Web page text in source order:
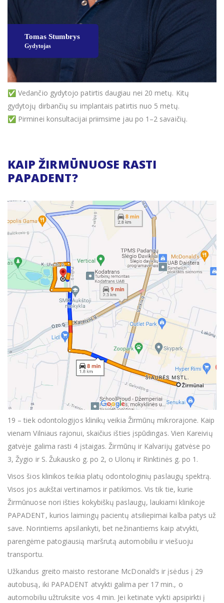
✅ Vedančio gydytojo patirtis daugiau nei 20 metų. Kitų
gydytojų dirbančių su implantais patirtis nuo 5 metų.
✅ Pirminei konsultacijai priimsime jau po 1–2 savaičių.
KAIP ŽIRMŪNUOSE RASTI
PAPADENT?
19 – tiek odontologijos klinikų veikia Žirmūnų mikrorajone. Kaip
vienam Vilniaus rajonui, skaičius išties įspūdingas. Vien Kareivių
gatvėje galima rasti 4 įstaigas. Žirmūnų ir Kalvarijų gatvėse po
3, Žygio ir S. Žukausko g. po 2, o Ulonų ir Rinktinės g. po 1.
Visos šios klinikos teikia platų odontologinių paslaugų spektrą.
Visos jos aukštai vertinamos ir patikimos. Vis tik tie, kurie
Žirmūnuose nori išties kokybiškų paslaugų, laukiami klinikoje
PAPADENT, kurios laimingų pacientų atsiliepimai kalba patys už
save. Norintiems apsilankyti, bet nežinantiems kaip atvykti,
parengėme patogiausią maršrutą automobiliu ir viešuoju
transportu.
Užkandus greito maisto restorane McDonald‘s ir įsėdus į 29
autobusą, iki PAPADENT atvykti galima per 17 min., o
automobiliu užtruksite vos 4 min. Jei ketinate vykti apsipirkti į